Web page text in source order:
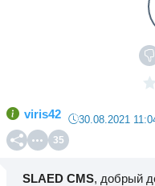
viris42 30.08.2021
35
SLAED CMS, добрый